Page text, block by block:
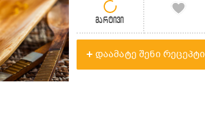
მარტივი
დაამატე შენი რეცეპტი